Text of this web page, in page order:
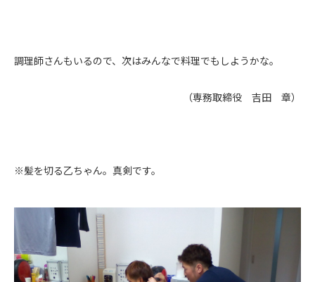
調理師さんもいるので、次はみんなで料理でもしようかな。
（専務取締役 吉田 章）
※髪を切る乙ちゃん。真剣です。